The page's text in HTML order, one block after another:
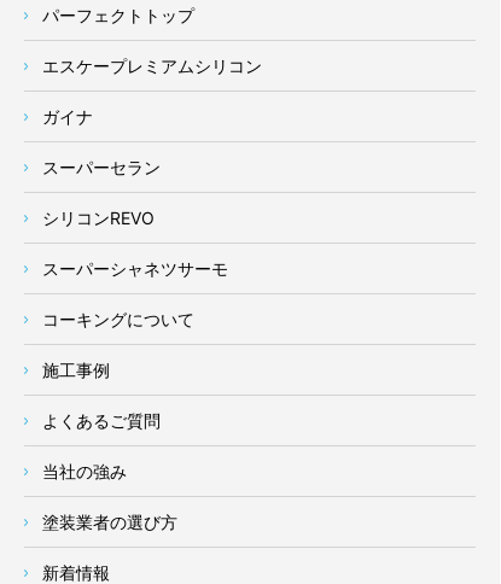
パーフェクトトップ
エスケープレミアムシリコン
ガイナ
スーパーセラン
シリコンREVO
スーパーシャネツサーモ
コーキングについて
施工事例
よくあるご質問
当社の強み
塗装業者の選び方
新着情報